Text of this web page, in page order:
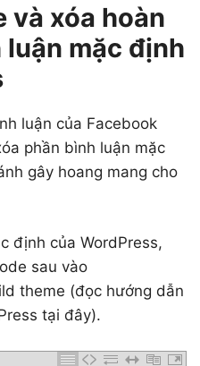
và xóa hoàn
mặc định
luận của Facebook
phần bình luận mặc
gây hoang mang cho
định của WordPress,
sau vào
theme (đọc hướng dẫn
tại đây).